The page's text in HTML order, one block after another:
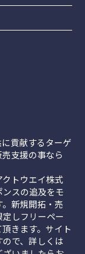
貢献するターゲ
支援の事なら
トウエイ株式
スの追及をモ
新規開拓・売
しフリーペー
きます。サイト
で、詳しくは